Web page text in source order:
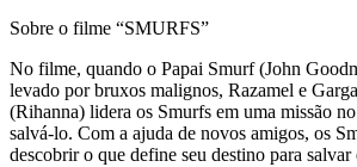
Sobre o filme “SMURFS”
No filme, quando o Papai Smurf (John
levado por bruxos malignos, Razamel e
(Rihanna) lidera os Smurfs em uma missão
salvá-lo. Com a ajuda de novos amigos, os
descobrir o que define seu destino para salvar